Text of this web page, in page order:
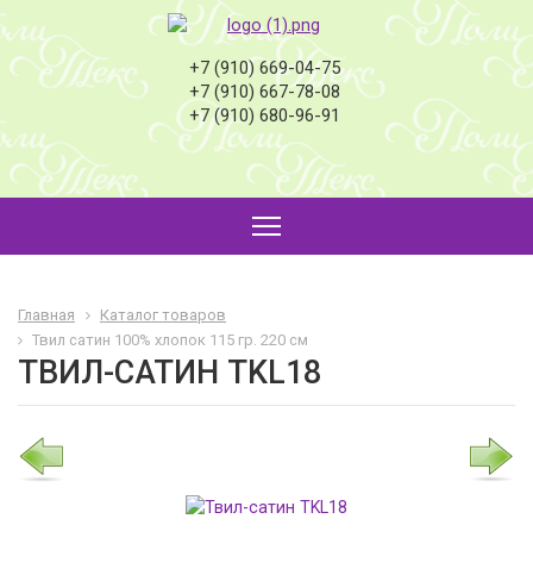
+7 (910) 669-04-75
+7 (910) 667-78-08
+7 (910) 680-96-91
Главная
Каталог товаров
Твил сатин 100% хлопок 115 гр. 220 см
ТВИЛ-САТИН TKL18